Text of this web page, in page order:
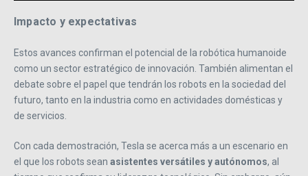
Impacto y expectativas
Estos avances confirman el potencial de la robótica humanoide
como un sector estratégico de innovación. También alimentan el
debate sobre el papel que tendrán los robots en la sociedad del
futuro, tanto en la industria como en actividades domésticas y
de servicios.
Con cada demostración, Tesla se acerca más a un escenario en
el que los robots sean asistentes versátiles y autónomos, al